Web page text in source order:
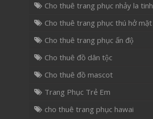
Cho thuê trang phục nhảy la tinh
Cho thuê trang phục thú hở mặt
Cho thuê trang phục ấn độ
Cho thuê đồ dân tộc
Cho thuê đồ mascot
Trang Phục Trẻ Em
cho thuê trang phục hawai